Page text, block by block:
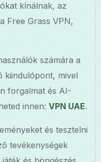
kínálnak, az
Free Grass VPN,
számára a
kiindulópont, mivel
forgalmat és AI-
innen:VPN UAE.
és tesztelni
tevékenységek